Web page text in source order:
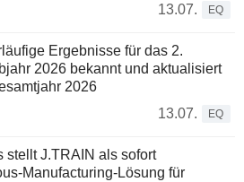
13.07.
EQ
Ergebnisse für das 2.
2026 bekannt und aktualisiert
2026
13.07.
EQ
stellt J.TRAIN als sofort
Manufacturing-Lösung für